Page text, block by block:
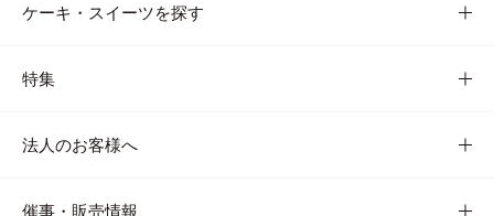
ケーキ・スイーツを探す
特集
法人のお客様へ
催事・販売情報